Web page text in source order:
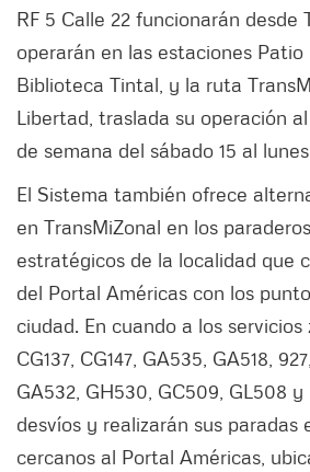
RF 5 Calle 22 funcionarán desde
operarán en las estaciones
Biblioteca Tintal, y la ruta
Libertad, traslada su operación
de semana del sábado 15 al
El Sistema también ofrece
en TransMiZonal en los
estratégicos de la localidad que
del Portal Américas con los
ciudad. En cuando a los servicios
CG137, CG147, GA535, GA518,
GA532, GH530, GC509, GL508 y
desvíos y realizarán sus paradas
cercanos al Portal Américas,